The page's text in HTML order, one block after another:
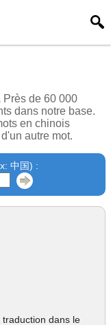
Près de 60 000
dans notre base.
en chinois
autre mot.
中国) :
dans le